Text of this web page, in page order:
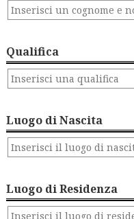
Qualifica
Luogo di Nascita
Luogo di Residenza